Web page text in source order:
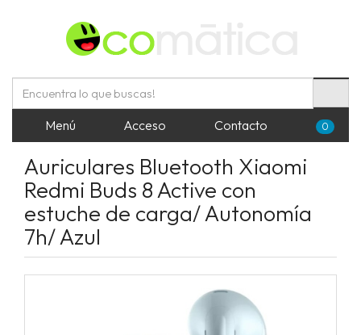
Menú Acceso Contacto 0
Auriculares Bluetooth Xiaomi
Redmi Buds 8 Active con
estuche de carga/ Autonomía
7h/ Azul